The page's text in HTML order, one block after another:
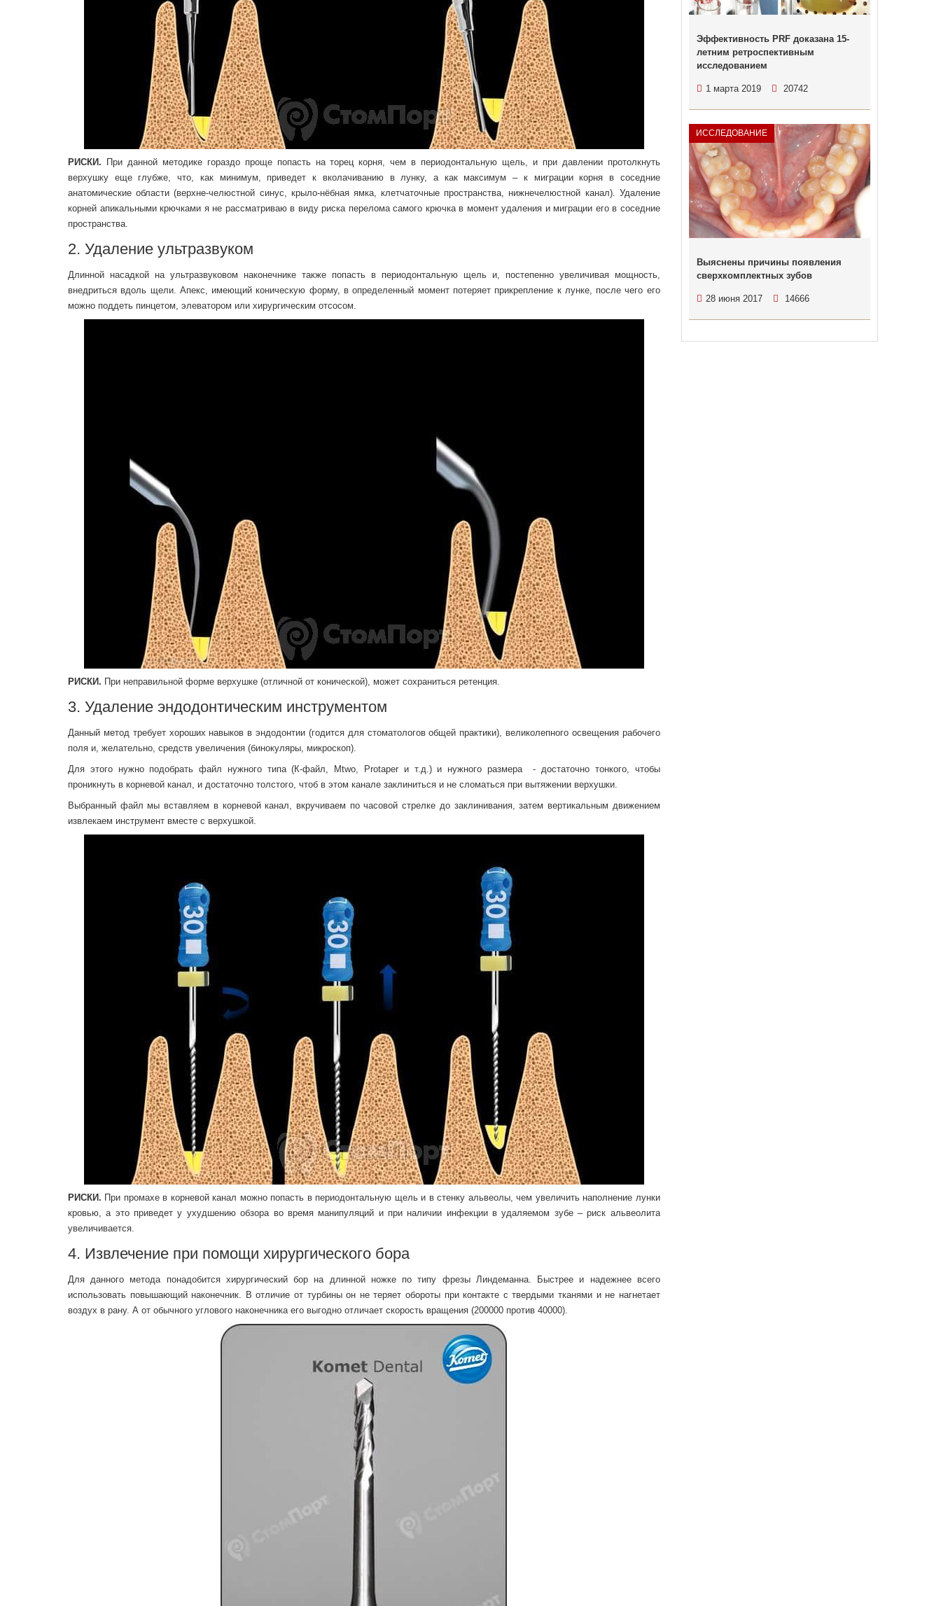
РИСКИ. При данной методике гораздо проще попасть на торец корня, чем в периодонтальную щель, и при давлении протолкнуть
верхушку еще глубже, что, как минимум, приведет к вколачиванию в лунку, а как максимум – к миграции корня в соседние
анатомические области (верхне-челюстной синус, крыло-нёбная ямка, клетчаточные пространства, нижнечелюстной канал). Удаление
корней апикальными крючками я не рассматриваю в виду риска перелома самого крючка в момент удаления и миграции его в соседние
пространства.
2. Удаление ультразвуком
Длинной насадкой на ультразвуковом наконечнике также попасть в периодонтальную щель и, постепенно увеличивая мощность,
внедриться вдоль щели. Апекс, имеющий коническую форму, в определенный момент потеряет прикрепление к лунке, после чего его
можно поддеть пинцетом, элеватором или хирургическим отсосом.
РИСКИ. При неправильной форме верхушке (отличной от конической), может сохраниться ретенция.
3. Удаление эндодонтическим инструментом
Данный метод требует хороших навыков в эндодонтии (годится для стоматологов общей практики), великолепного освещения рабочего
поля и, желательно, средств увеличения (бинокуляры, микроскоп).
Для этого нужно подобрать файл нужного типа (К-файл, Mtwo, Protaper и т.д.) и нужного размера - достаточно тонкого, чтобы
проникнуть в корневой канал, и достаточно толстого, чтоб в этом канале заклиниться и не сломаться при вытяжении верхушки.
Выбранный файл мы вставляем в корневой канал, вкручиваем по часовой стрелке до заклинивания, затем вертикальным движением
извлекаем инструмент вместе с верхушкой.
РИСКИ. При промахе в корневой канал можно попасть в периодонтальную щель и в стенку альвеолы, чем увеличить наполнение лунки
кровью, а это приведет у ухудшению обзора во время манипуляций и при наличии инфекции в удаляемом зубе – риск альвеолита
увеличивается.
4. Извлечение при помощи хирургического бора
Для данного метода понадобится хирургический бор на длинной ножке по типу фрезы Линдеманна. Быстрее и надежнее всего
использовать повышающий наконечник. В отличие от турбины он не теряет обороты при контакте с твердыми тканями и не нагнетает
воздух в рану. А от обычного углового наконечника его выгодно отличает скорость вращения (200000 против 40000).
Эффективность PRF доказана 15-
летним ретроспективным
исследованием
1 марта 2019 20742
ИССЛЕДОВАНИЕ
Выяснены причины появления
сверхкомплектных зубов
28 июня 2017 14666